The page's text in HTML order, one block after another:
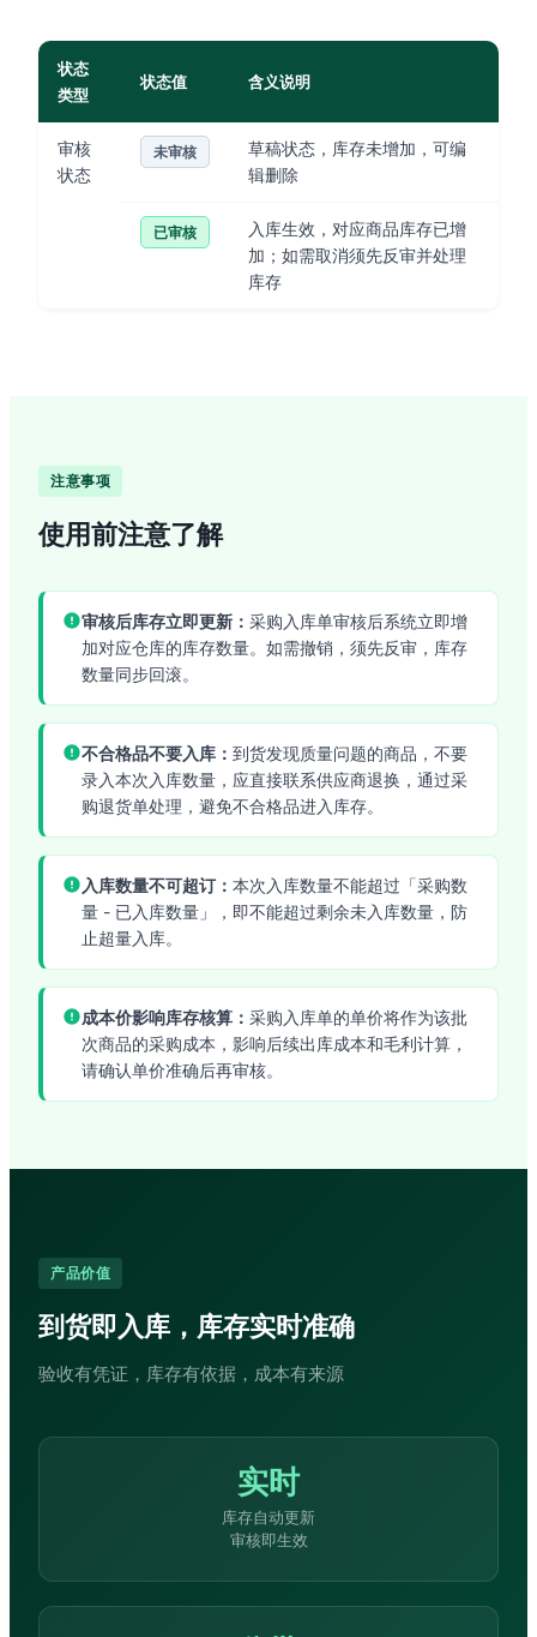
状态
类型
状态值 含义说明
审核
状态
未审核
草稿状态，库存未增加，可编
辑删除
已审核
入库生效，对应商品库存已增
加；如需取消须先反审并处理
库存
注意事项
使用前注意了解
审核后库存立即更新： 采购入库单审核后系统立即增
加对应仓库的库存数量。如需撤销，须先反审，库存
数量同步回滚。
不合格品不要入库： 到货发现质量问题的商品，不要
录入本次入库数量，应直接联系供应商退换，通过采
购退货单处理，避免不合格品进入库存。
入库数量不可超订： 本次入库数量不能超过「采购数
量 - 已入库数量」，即不能超过剩余未入库数量，防
止超量入库。
成本价影响库存核算： 采购入库单的单价将作为该批
次商品的采购成本，影响后续出库成本和毛利计算，
请确认单价准确后再审核。
产品价值
到货即入库，库存实时准确
验收有凭证，库存有依据，成本有来源
实时
库存自动更新
审核即生效